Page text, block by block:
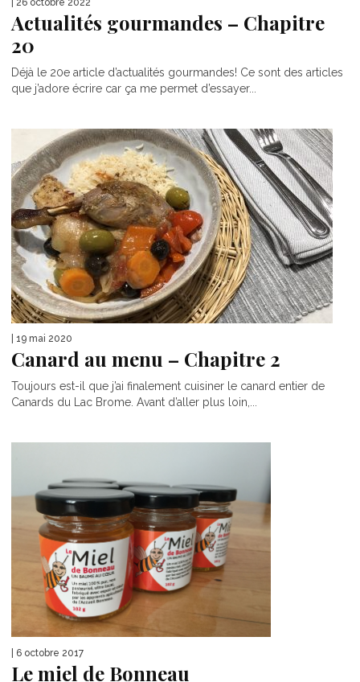
| 26 octobre 2022
Actualités gourmandes – Chapitre
20
Déjà le 20e article d’actualités gourmandes! Ce sont des articles
que j’adore écrire car ça me permet d’essayer...
| 19 mai 2020
Canard au menu – Chapitre 2
Toujours est-il que j’ai finalement cuisiner le canard entier de
Canards du Lac Brome. Avant d’aller plus loin,...
| 6 octobre 2017
Le miel de Bonneau